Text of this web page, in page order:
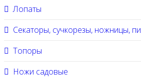
Лопаты
Секаторы, сучкорезы, ножницы,
Топоры
Ножи садовые